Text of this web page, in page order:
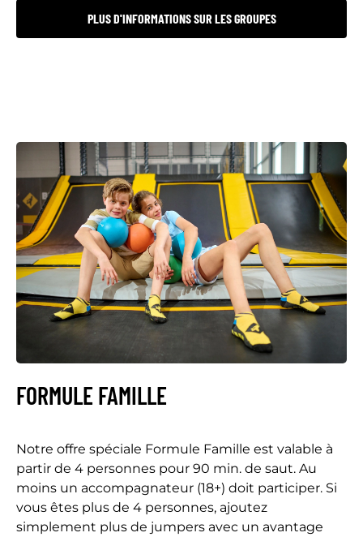
PLUS D'INFORMATIONS SUR LES GROUPES
FORMULE FAMILLE
Notre offre spéciale Formule Famille est valable à
partir de 4 personnes pour 90 min. de saut. Au
moins un accompagnateur (18+) doit participer. Si
vous êtes plus de 4 personnes, ajoutez
simplement plus de jumpers avec un avantage